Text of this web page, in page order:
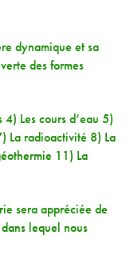
dynamique et sa
des formes
Les cours d’eau 5)
La radioactivité 8) La
11) La
sera appréciée de
lequel nous